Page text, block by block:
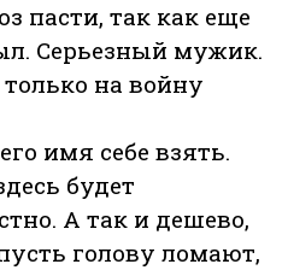
пасти, так как еще
Серьезный мужик.
на войну
имя себе взять.
будет
А так и дешево,
голову ломают,